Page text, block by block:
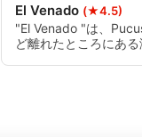
El Venado (★4.5)
"El Venado "は、
ど離れたところにあ